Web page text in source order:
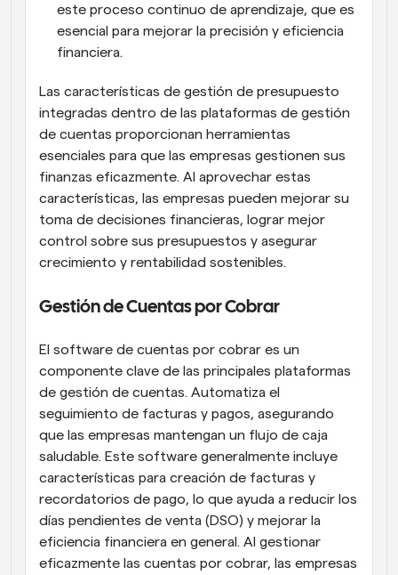
este proceso continuo de aprendizaje, que es
esencial para mejorar la precisión y eficiencia
financiera.
Las características de gestión de presupuesto
integradas dentro de las plataformas de gestión
de cuentas proporcionan herramientas
esenciales para que las empresas gestionen sus
finanzas eficazmente. Al aprovechar estas
características, las empresas pueden mejorar su
toma de decisiones financieras, lograr mejor
control sobre sus presupuestos y asegurar
crecimiento y rentabilidad sostenibles.
Gestión de Cuentas por Cobrar
El software de cuentas por cobrar es un
componente clave de las principales plataformas
de gestión de cuentas. Automatiza el
seguimiento de facturas y pagos, asegurando
que las empresas mantengan un flujo de caja
saludable. Este software generalmente incluye
características para creación de facturas y
recordatorios de pago, lo que ayuda a reducir los
días pendientes de venta (DSO) y mejorar la
eficiencia financiera en general. Al gestionar
eficazmente las cuentas por cobrar, las empresas